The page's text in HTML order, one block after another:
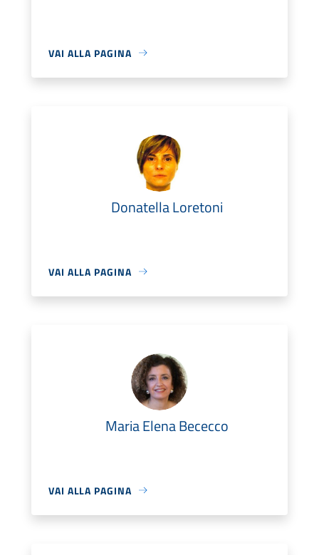
VAI ALLA PAGINA
Donatella Loretoni
VAI ALLA PAGINA
Maria Elena Bececco
VAI ALLA PAGINA